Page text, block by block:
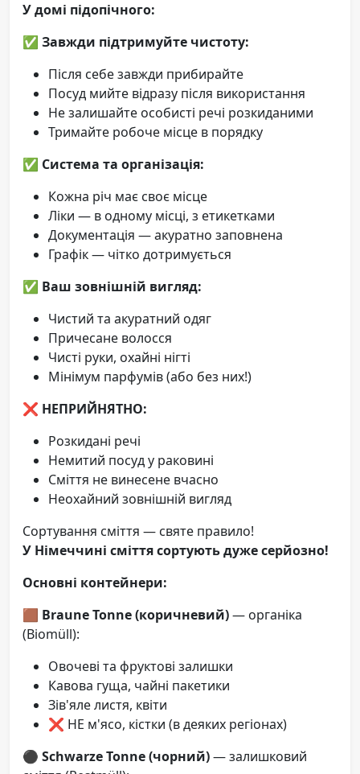
У домі підопічного:
✅ Завжди підтримуйте чистоту:
Після себе завжди прибирайте
Посуд мийте відразу після використання
Не залишайте особисті речі розкиданими
Тримайте робоче місце в порядку
✅ Система та організація:
Кожна річ має своє місце
Ліки — в одному місці, з етикетками
Документація — акуратно заповнена
Графік — чітко дотримується
✅ Ваш зовнішній вигляд:
Чистий та акуратний одяг
Причесане волосся
Чисті руки, охайні нігті
Мінімум парфумів (або без них!)
❌ НЕПРИЙНЯТНО:
Розкидані речі
Немитий посуд у раковині
Сміття не винесене вчасно
Неохайний зовнішній вигляд
Сортування сміття — святе правило!
У Німеччині сміття сортують дуже серйозно!
Основні контейнери:
🟫 Braune Tonne (коричневий)— органіка
(Biomüll):
Овочеві та фруктові залишки
Кавова гуща, чайні пакетики
Зів'яле листя, квіти
❌ НЕ м'ясо, кістки (в деяких регіонах)
⚫ Schwarze Tonne (чорний)— залишковий